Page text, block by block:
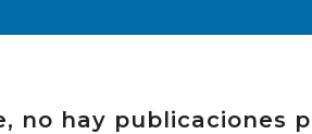
no hay publicaciones